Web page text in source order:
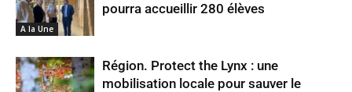
A la Une
pourra accueillir 280 élèves
Région. Protect the Lynx : une
mobilisation locale pour sauver le